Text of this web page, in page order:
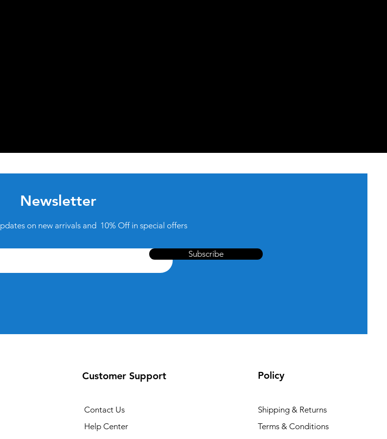
Newsletter
on new arrivals and 10% Off in special offers
Subscribe
Customer Support
Contact Us
Help Center
Policy
Shipping & Returns
Terms & Conditions